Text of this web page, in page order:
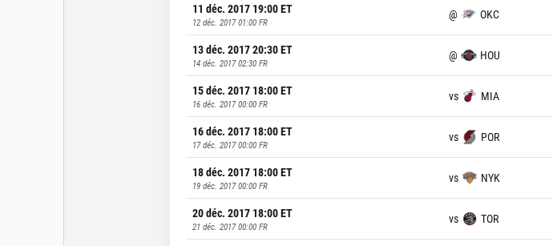
11 déc. 2017 19:00ET
12 déc. 2017 01:00 FR
@ OKC
13 déc. 2017 20:30ET
14 déc. 2017 02:30 FR
@ HOU
15 déc. 2017 18:00ET
16 déc. 2017 00:00 FR
vs MIA
16 déc. 2017 18:00ET
17 déc. 2017 00:00 FR
vs POR
18 déc. 2017 18:00ET
19 déc. 2017 00:00 FR
vs NYK
20 déc. 2017 18:00ET
21 déc. 2017 00:00 FR
vs TOR